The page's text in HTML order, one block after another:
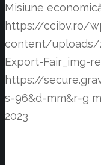
Misiune
https://ccibv.ro/
content/uploads/
Export-Fair_img-
https://
s=96&d=mm&r=g
2023